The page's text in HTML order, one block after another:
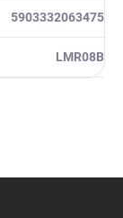
5903332063475
LMR08B